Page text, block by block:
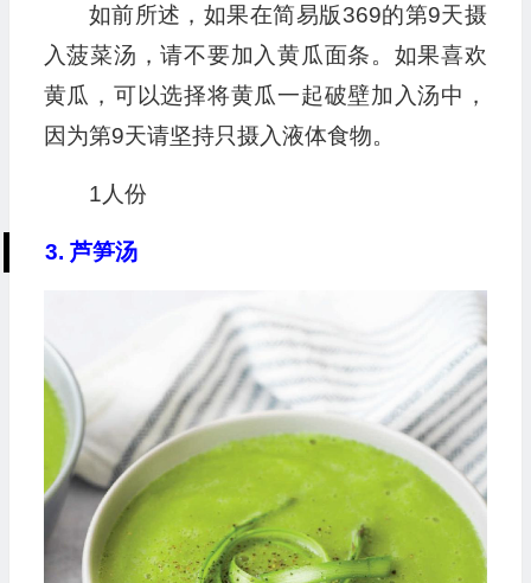
如前所述，如果在简易版369的第9天摄
入菠菜汤，请不要加入黄瓜面条。如果喜欢
黄瓜，可以选择将黄瓜一起破壁加入汤中，
因为第9天请坚持只摄入液体食物。
1人份
3. 芦笋汤